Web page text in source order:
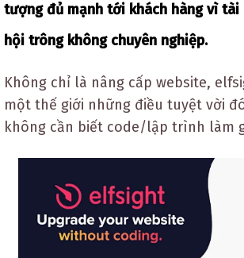
tượng đủ mạnh tới khách hàng vì tài
hội trông không chuyên nghiệp.
Không chỉ là nâng cấp website,
một thế giới những điều tuyệt vời
không cần biết code/lập trình làm